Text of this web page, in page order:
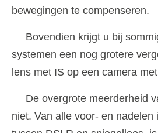
bewegingen te compenseren.
Bovendien krijgt u bij
systemen een nog grotere
lens met IS op een camera
De overgrote meerderheid
niet. Van alle voor- en nadelen